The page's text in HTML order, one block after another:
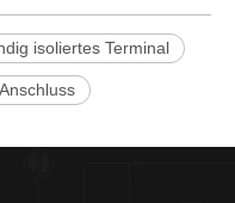
isoliertes Terminal